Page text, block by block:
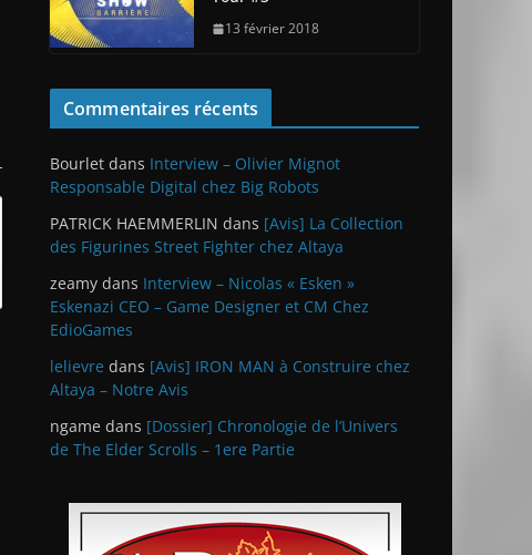
13 février 2018
Commentaires récents
Bourlet dans Interview – Olivier Mignot
Responsable Digital chez Big Robots
PATRICK HAEMMERLIN dans [Avis] La Collection
des Figurines Street Fighter chez Altaya
zeamy dans Interview – Nicolas « Esken »
Eskenazi CEO – Game Designer et CM Chez
EdioGames
lelievre dans [Avis] IRON MAN à Construire chez
Altaya – Notre Avis
ngame dans [Dossier] Chronologie de l’Univers
de The Elder Scrolls – 1ere Partie